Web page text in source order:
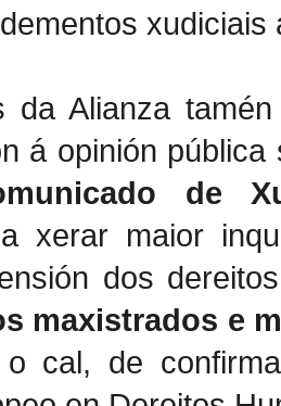
xudiciais
da Alianza
á opinión
de
xerar maior
dos
maxistrados e
cal, de